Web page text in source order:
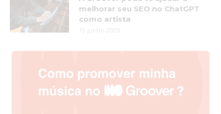
melhorar seu SEO no ChatGPT
como artista
15 junho 2026